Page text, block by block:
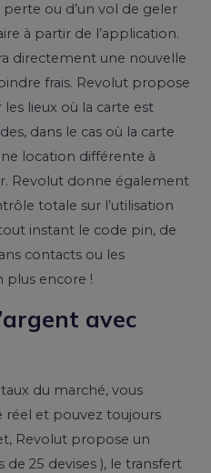
ou d’un vol de geler
à partir de l’application.
directement une nouvelle
frais. Revolut propose
lieux où la carte est
dans le cas où la carte
location différente à
Revolut donne également
totale sur l’utilisation
instant le code pin, de
contacts ou les
plus encore !
avec
du marché, vous
réel et pouvez toujours
Revolut propose un
25 devises ), le transfert